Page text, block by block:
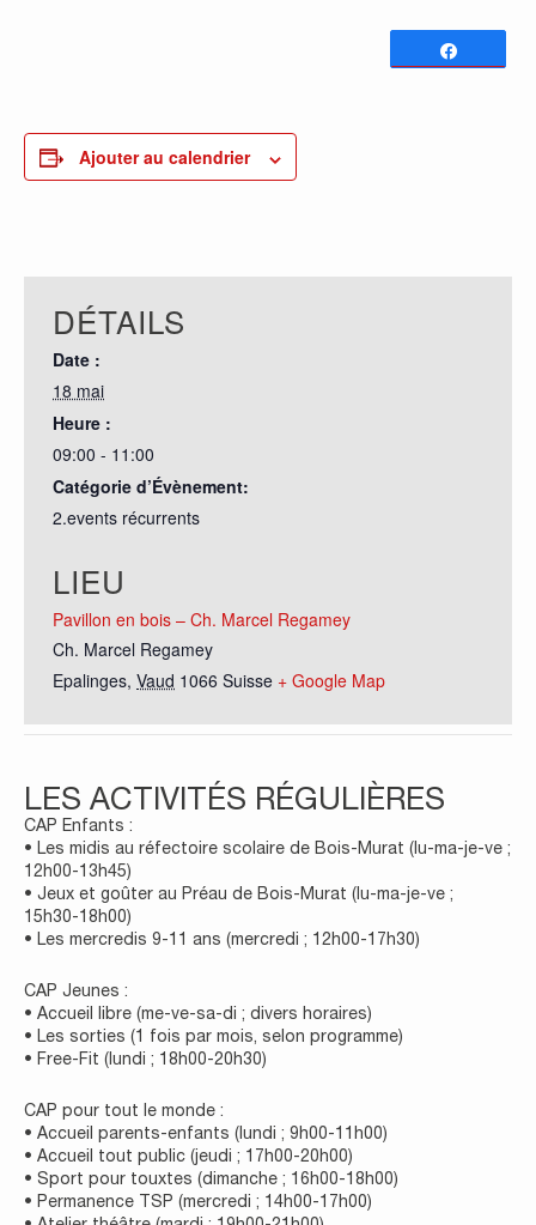
Ajouter au calendrier
DÉTAILS
Date :
18 mai
Heure :
09:00 - 11:00
Catégorie d’Évènement:
2.events récurrents
LIEU
Pavillon en bois – Ch. Marcel Regamey
Ch. Marcel Regamey
Epalinges, Vaud 1066 Suisse + Google Map
LES ACTIVITÉS RÉGULIÈRES
CAP Enfants :
• Les midis au réfectoire scolaire de Bois-Murat (lu-ma-je-ve ;
12h00-13h45)
• Jeux et goûter au Préau de Bois-Murat (lu-ma-je-ve ;
15h30-18h00)
• Les mercredis 9-11 ans (mercredi ; 12h00-17h30)
CAP Jeunes :
• Accueil libre (me-ve-sa-di ; divers horaires)
• Les sorties (1 fois par mois, selon programme)
• Free-Fit (lundi ; 18h00-20h30)
CAP pour tout le monde :
• Accueil parents-enfants (lundi ; 9h00-11h00)
• Accueil tout public (jeudi ; 17h00-20h00)
• Sport pour touxtes (dimanche ; 16h00-18h00)
• Permanence TSP (mercredi ; 14h00-17h00)